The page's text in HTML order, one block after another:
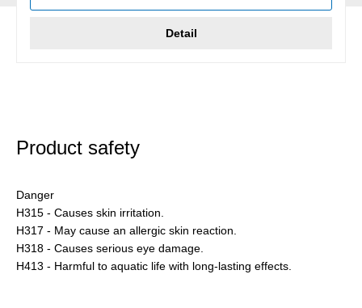
Detail
Product safety
Danger
H315 - Causes skin irritation.
H317 - May cause an allergic skin reaction.
H318 - Causes serious eye damage.
H413 - Harmful to aquatic life with long-lasting effects.